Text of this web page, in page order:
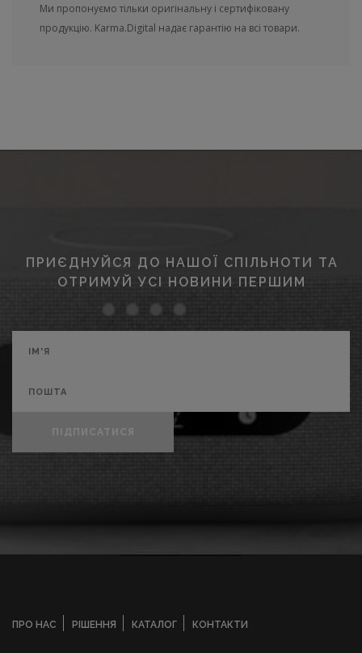
Ми пропонуємо тільки оригінальну і сертифіковану
продукцію. Karma.Digital надає гарантію на всі товари.
ПРИЄДНУЙСЯ ДО НАШОЇ СПІЛЬНОТИ ТА
ОТРИМУЙ УСІ НОВИНИ ПЕРШИМ
ПІДПИСАТИСЯ
ПРО НАС РІШЕННЯ КАТАЛОГ КОНТАКТИ